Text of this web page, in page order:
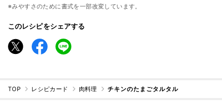
※みやすさのために書式を一部改変しています。
このレシピをシェアする
TOP レシピカード 肉料理 チキンのたまごタルタル